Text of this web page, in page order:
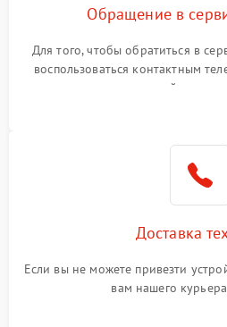
Обращение в
Для того, чтобы обратиться в
воспользоваться контактным
или оставить свой номер
Доставка
Если вы не можете привезти
вам нашего